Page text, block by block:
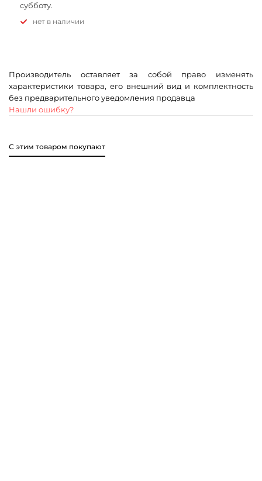
субботу.
Нет в наличии
Производитель оставляет за собой право изменять
характеристики товара, его внешний вид и комплектность
без предварительного уведомления продавца
Нашли ошибку?
С этим товаром покупают